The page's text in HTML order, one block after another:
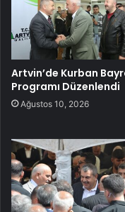
Artvin’de Kurban
Programı Düzenlendi
Ağustos 10, 2026